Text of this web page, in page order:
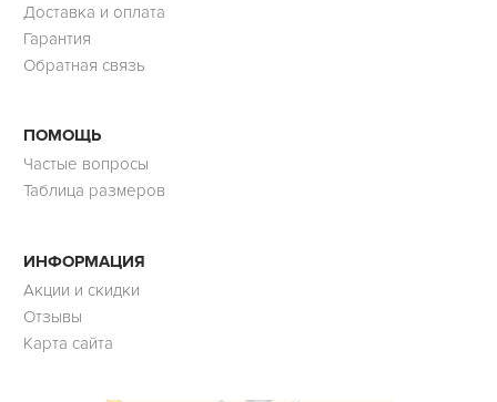
Доставка и оплата
Гарантия
Обратная связь
ПОМОЩЬ
Частые вопросы
Таблица размеров
ИНФОРМАЦИЯ
Акции и скидки
Отзывы
Карта сайта